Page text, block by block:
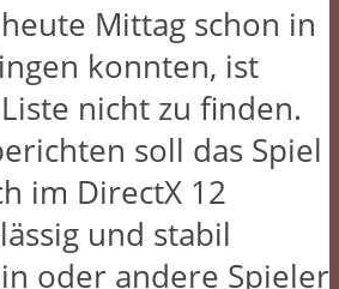
Mittag schon in
konnten, ist
nicht zu finden.
soll das Spiel
im DirectX 12
und stabil
oder andere Spieler